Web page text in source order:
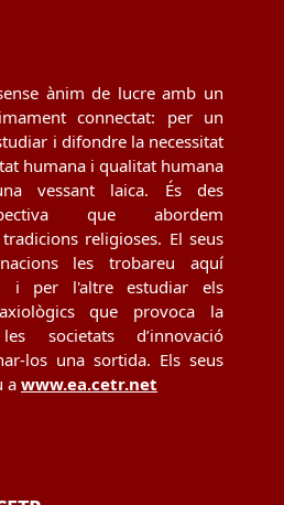
ànim de lucre amb un
connectat: per un
i difondre la necessitat
humana i qualitat humana
vessant laica. És des
que abordem
religioses. El seus
les trobareu aquí
per l'altre estudiar els
que provoca la
societats d’innovació
los una sortida. Els seus
a www.ea.cetr.net